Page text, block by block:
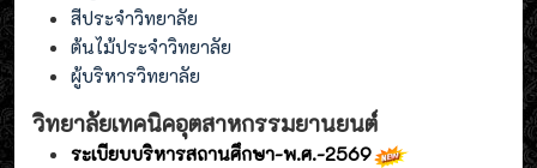
สีประจำวิทยาลัย
ต้นไม้ประจำวิทยาลัย
ผู้บริหารวิทยาลัย
วิทยาลัยเทคนิคอุตสาหกรรมยานยนต์
ระเบียบบริหารสถานศึกษา-พ.ศ.-2569